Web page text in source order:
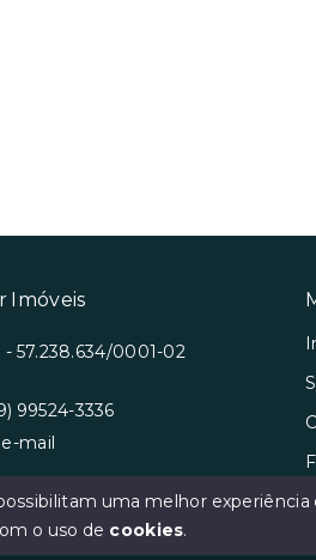
Imóveis
- 57.238.634/0001-02
99524-3336
mail
uma melhor experiência
o uso de cookies.